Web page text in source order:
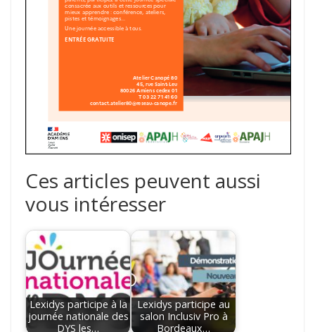
Ces articles peuvent aussi
vous intéresser
Lexidys participe à la
journée nationale des
DYS les…
Lexidys participe au
salon Inclusiv Pro à
Bordeaux…